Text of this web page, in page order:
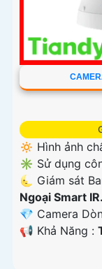
🔅 Hình ảnh
✳️ Sử dụng
🌜 Giám sát
Ngoại Smart IR.
💎 Camera
️📢 Khả Năng :